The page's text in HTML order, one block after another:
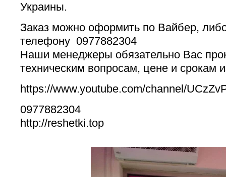
Украины.
Заказ можно оформить по Вайбер,
телефону 0977882304
Наши менеджеры обязательно Вас
техническим вопросам, цене и срокам
https://www.youtube.com/channel/
0977882304
http://reshetki.top